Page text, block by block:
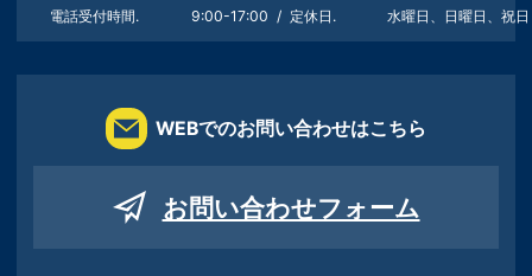
電話受付時間. 9:00-17:00 定休日. 水曜日、日曜日、祝日
WEBでのお問い合わせはこちら
お問い合わせフォーム